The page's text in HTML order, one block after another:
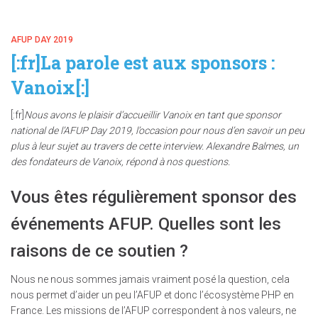
AFUP DAY 2019
[:fr]La parole est aux sponsors :
Vanoix[:]
[:fr] Nous avons le plaisir d’accueillir Vanoix en tant que sponsor
national de l’AFUP Day 2019, l’occasion pour nous d’en savoir un peu
plus à leur sujet au travers de cette interview. Alexandre Balmes, un
des fondateurs de Vanoix, répond à nos questions.
Vous êtes régulièrement sponsor des
événements AFUP. Quelles sont les
raisons de ce soutien ?
Nous ne nous sommes jamais vraiment posé la question, cela
nous permet d’aider un peu l’AFUP et donc l’écosystème PHP en
France. Les missions de l’AFUP correspondent à nos valeurs, ne